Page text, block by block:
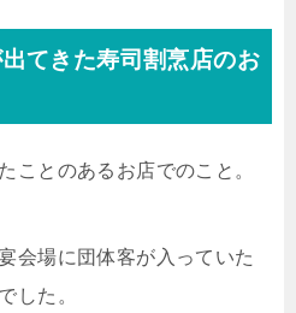
てきた寿司割烹店のお
ことのあるお店でのこと。
会場に団体客が入っていた
した。